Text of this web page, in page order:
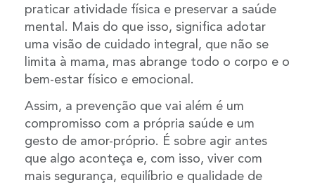
praticar atividade física e preservar a saúde
mental. Mais do que isso, significa adotar
uma visão de cuidado integral, que não se
limita à mama, mas abrange todo o corpo e o
bem-estar físico e emocional.
Assim, a prevenção que vai além é um
compromisso com a própria saúde e um
gesto de amor-próprio. É sobre agir antes
que algo aconteça e, com isso, viver com
mais segurança, equilíbrio e qualidade de